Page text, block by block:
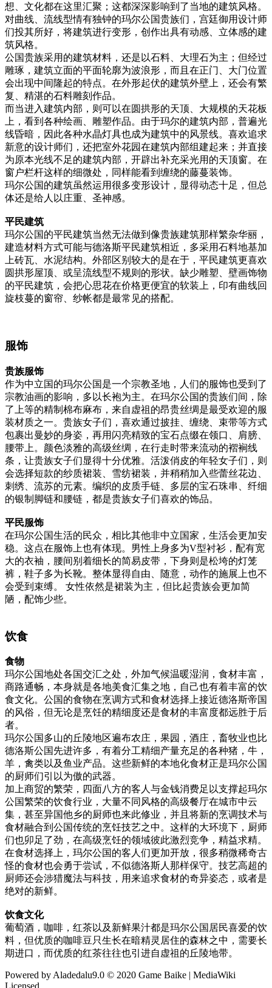
想、文化都在这里汇聚；这都深深影响到了当地的建筑风格。
对曲线、流线型情有独钟的玛尔公国贵族们，宫廷御用设计师
们投其所好，将建筑进行变形，创作出具有动感、立体感的建
筑风格。
公国贵族采用的建筑材料，还是以石料、大理石为主；但经过
雕琢，建筑立面的平面轮廓为波浪形，而且在正门、大门位置
会出现中间隆起的特点。在外形起伏的建筑外壁上，还会有繁
复、精湛的石料雕刻作品。
而当进入建筑内部，则可以在圆拱形的天顶、大规模的天花板
上，看到各种绘画、雕塑作品。由于玛尔的建筑内部，普遍光
线昏暗，因此各种水晶灯具也成为建筑中的风景线。喜欢追求
新意的设计师们，还把室外花园在建筑内部组建起来；并直接
为原本光线不足的建筑内部，开辟出补充采光用的天顶窗。在
窗户栏杆这样的细微处，同样能看到缠绕的藤蔓装饰。
玛尔公国的建筑虽然运用很多变形设计，显得动态十足，但总
体还是给人以庄重、圣神感。
平民建筑
玛尔公国的平民建筑当然无法做到像贵族建筑那样繁杂华丽，
建造材料方式可能与德洛斯平民建筑相近，多采用石料地基加
上砖瓦、水泥结构。外部区别较大的是在于，平民建筑更喜欢
圆拱形屋顶、或呈流线型不规则的形状。缺少雕塑、壁画饰物
的平民建筑，会把心思花在价格更便宜的软装上，印有曲线回
旋枝蔓的窗帘、纱帐都是最常见的搭配。
服饰
贵族服饰
作为中立国的玛尔公国是一个宗教圣地，人们的服饰也受到了
宗教油画的影响，多以长袍为主。在玛尔公国的贵族们间，除
了上等的精制棉布麻布，来自虚祖的昂贵丝绸是最受欢迎的服
装材质之一。贵族女子们，喜欢通过披挂、缠绕、束带等方式
包裹出曼妙的身姿，再用闪亮精致的宝石点缀在领口、肩膀、
腰带上。颜色淡雅的高级丝绸，在行走时带来流动的褶裥线
条，让贵族女子们显得十分优雅。活泼俏皮的年轻女子们，则
会选择短款的纱质裙装、雪纺裙装，并稍稍加入些蕾丝花边、
刺绣、流苏的元素。编织的皮质手链、多层的宝石珠串、纤细
的银制脚链和腰链，都是贵族女子们喜欢的饰品。
平民服饰
在玛尔公国生活的民众，相比其他非中立国家，生活会更加安
稳。这点在服饰上也有体现。男性上身多为V型衬衫，配有宽
大的衣袖，腰间别着细长的简易皮带，下身则是松垮的灯笼
裤，鞋子多为长靴。整体显得自由、随意，动作的施展上也不
会受到束缚。 女性依然是裙装为主，但比起贵族会更加简
陋，配饰少些。
饮食
食物
玛尔公国地处各国交汇之处，外加气候温暖湿润，食材丰富，
商路通畅，本身就是各地美食汇集之地，自己也有着丰富的饮
食文化。公国的食物在烹调方式和食材选择上接近德洛斯帝国
的风俗，但无论是烹饪的精细度还是食材的丰富度都远胜于后
者。
玛尔公国多山的丘陵地区遍布农庄，果园，酒庄，畜牧业也比
德洛斯公国先进许多，有着分工精细产量充足的各种猪，牛，
羊，禽类以及鱼业产品。这些新鲜的本地化食材正是玛尔公国
的厨师们引以为傲的武器。
加上商贸的繁荣，四面八方的客人与金钱消费足以支撑起玛尔
公国繁荣的饮食行业，大量不同风格的高级餐厅在城市中云
集，甚至异国他乡的厨师也来此修业，并且将新的烹调技术与
食材融合到公国传统的烹饪技艺之中。这样的大环境下，厨师
们也卯足了劲，在高级烹饪的领域彼此激烈竞争，精益求精。
在食材选择上，玛尔公国的客人们更加开放，很多稍微稀奇古
怪的食材也会勇于尝试，不似德洛斯人那样保守。技艺高超的
厨师还会涉猎魔法与科技，用来追求食材的奇异姿态，或者是
绝对的新鲜。
饮食文化
葡萄酒，咖啡，红茶以及新鲜果汁都是玛尔公国居民喜爱的饮
料，但优质的咖啡豆只生长在暗精灵居住的森林之中，需要长
期进口，而优质的红茶往往也引进自虚祖的丘陵地带。
Powered by Aladedalu9.0 © 2020 Game Baike | MediaWiki